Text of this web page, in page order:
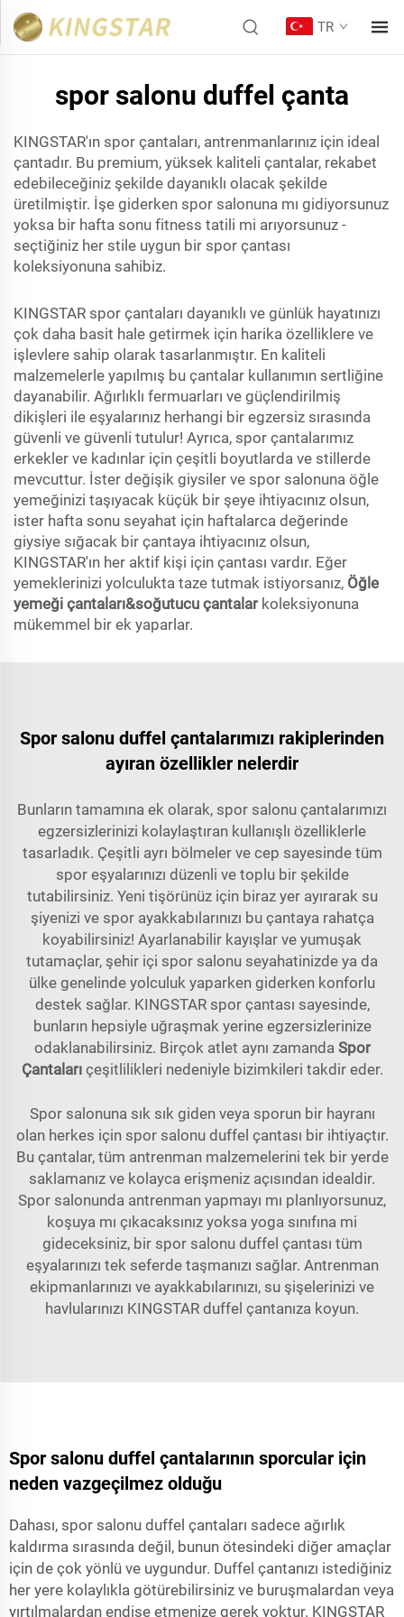
TR
spor salonu duffel çanta
KINGSTAR'ın spor çantaları, antrenmanlarınız için ideal
çantadır. Bu premium, yüksek kaliteli çantalar, rekabet
edebileceğiniz şekilde dayanıklı olacak şekilde
üretilmiştir. İşe giderken spor salonuna mı gidiyorsunuz
yoksa bir hafta sonu fitness tatili mi arıyorsunuz -
seçtiğiniz her stile uygun bir spor çantası
koleksiyonuna sahibiz.
KINGSTAR spor çantaları dayanıklı ve günlük hayatınızı
çok daha basit hale getirmek için harika özelliklere ve
işlevlere sahip olarak tasarlanmıştır. En kaliteli
malzemelerle yapılmış bu çantalar kullanımın sertliğine
dayanabilir. Ağırlıklı fermuarları ve güçlendirilmiş
dikişleri ile eşyalarınız herhangi bir egzersiz sırasında
güvenli ve güvenli tutulur! Ayrıca, spor çantalarımız
erkekler ve kadınlar için çeşitli boyutlarda ve stillerde
mevcuttur. İster değişik giysiler ve spor salonuna öğle
yemeğinizi taşıyacak küçük bir şeye ihtiyacınız olsun,
ister hafta sonu seyahat için haftalarca değerinde
giysiye sığacak bir çantaya ihtiyacınız olsun,
KINGSTAR'ın her aktif kişi için çantası vardır. Eğer
yemeklerinizi yolculukta taze tutmak istiyorsanız, Öğle
yemeği çantaları&soğutucu çantalar koleksiyonuna
mükemmel bir ek yaparlar.
Spor salonu duffel çantalarımızı rakiplerinden
ayıran özellikler nelerdir
Bunların tamamına ek olarak, spor salonu çantalarımızı
egzersizlerinizi kolaylaştıran kullanışlı özelliklerle
tasarladık. Çeşitli ayrı bölmeler ve cep sayesinde tüm
spor eşyalarınızı düzenli ve toplu bir şekilde
tutabilirsiniz. Yeni tişörünüz için biraz yer ayırarak su
şiyenizi ve spor ayakkabılarınızı bu çantaya rahatça
koyabilirsiniz! Ayarlanabilir kayışlar ve yumuşak
tutamaçlar, şehir içi spor salonu seyahatinizde ya da
ülke genelinde yolculuk yaparken giderken konforlu
destek sağlar. KINGSTAR spor çantası sayesinde,
bunların hepsiyle uğraşmak yerine egzersizlerinize
odaklanabilirsiniz. Birçok atlet aynı zamanda Spor
Çantaları çeşitlilikleri nedeniyle bizimkileri takdir eder.
Spor salonuna sık sık giden veya sporun bir hayranı
olan herkes için spor salonu duffel çantası bir ihtiyaçtır.
Bu çantalar, tüm antrenman malzemelerini tek bir yerde
saklamanız ve kolayca erişmeniz açısından idealdir.
Spor salonunda antrenman yapmayı mı planlıyorsunuz,
koşuya mı çıkacaksınız yoksa yoga sınıfına mi
gideceksiniz, bir spor salonu duffel çantası tüm
eşyalarınızı tek seferde taşmanızı sağlar. Antrenman
ekipmanlarınızı ve ayakkabılarınızı, su şişelerinizi ve
havlularınızı KINGSTAR duffel çantanıza koyun.
Spor salonu duffel çantalarının sporcular için
neden vazgeçilmez olduğu
Dahası, spor salonu duffel çantaları sadece ağırlık
kaldırma sırasında değil, bunun ötesindeki diğer amaçlar
için de çok yönlü ve uygundur. Duffel çantanızı istediğiniz
her yere kolaylıkla götürebilirsiniz ve buruşmalardan veya
yırtılmalardan endişe etmenize gerek yoktur. KINGSTAR